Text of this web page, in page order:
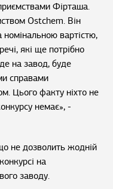
Фірташа.
Ostchem. Він
вартістю,
які ще потрібно
на завод, буде
справами
Цього факту ніхто не
немає», -
не дозволить жодній
на
заводу.